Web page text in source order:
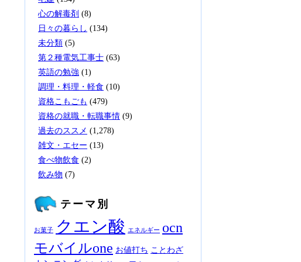
心の解毒剤 (8)
日々の暮らし (134)
未分類 (5)
第２種電気工事士 (63)
英語の勉強 (1)
調理・料理・軽食 (10)
資格こもごも (479)
資格の就職・転職事情 (9)
過去のススメ (1,278)
雑文・エセー (13)
食べ物飲食 (2)
飲み物 (7)
テーマ別
お菓子 クエン酸 エネルギー ocn
モバイルone お値打ち ことわざ